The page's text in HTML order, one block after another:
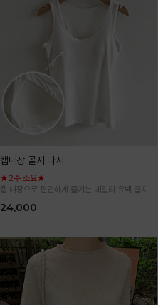
캡내장 골지 나시
★2주 소요★
캡 내장으로 편안하게 즐기는 데일리 유넥 골지
24,000